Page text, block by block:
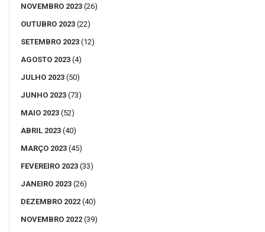
NOVEMBRO 2023 (26)
OUTUBRO 2023 (22)
SETEMBRO 2023 (12)
AGOSTO 2023 (4)
JULHO 2023 (50)
JUNHO 2023 (73)
MAIO 2023 (52)
ABRIL 2023 (40)
MARÇO 2023 (45)
FEVEREIRO 2023 (33)
JANEIRO 2023 (26)
DEZEMBRO 2022 (40)
NOVEMBRO 2022 (39)